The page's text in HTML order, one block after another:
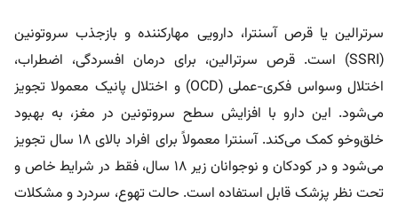
سرترالین یا قرص آسنترا، دارویی مهارکننده‌ و بازجذب سروتونین
(SSRI) است. قرص سرترالین، برای درمان افسردگی، اضطراب،
اختلال وسواس فکری-عملی (OCD) و اختلال پانیک معمولا تجویز
می‌شود. این دارو با افزایش سطح سروتونین در مغز، به بهبود
خلق‌وخو کمک می‌کند. آسنترا معمولاً برای افراد بالای ۱۸ سال تجویز
می‌شود و در کودکان و نوجوانان زیر ۱۸ سال، فقط در شرایط خاص و
تحت نظر پزشک قابل استفاده است. حالت تهوع، سردرد و مشکلات